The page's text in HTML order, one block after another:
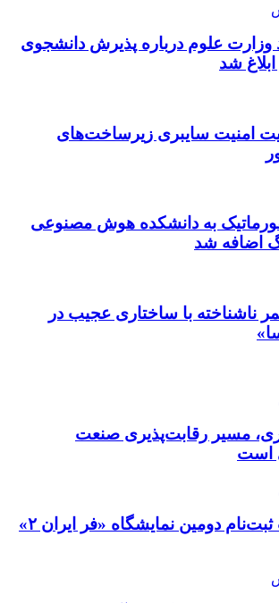
وزارت علوم درباره پذیرش دانشجوی
شد
امنیت سایبری زیرساخت‌های
به دانشکده هوش مصنوعی
اضافه شد
ناشناخته با ساختاری عجیب در
مسیر رقابت‌پذیری صنعت
است
تمدید مهلت ثبت‌نام دومین نمایشگاه «فر ایران ۲»